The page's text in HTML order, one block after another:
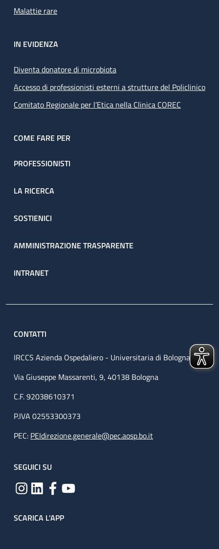
Malattie rare
IN EVIDENZA
Diventa donatore di microbiota
Accesso di professionisti esterni a strutture del Policlinico
Comitato Regionale per l’Etica nella Clinica COREC
COME FARE PER
PROFESSIONISTI
LA RICERCA
SOSTIENICI
AMMINISTRAZIONE TRASPARENTE
INTRANET
CONTATTI
IRCCS Azienda Ospedaliero - Universitaria di Bologna
Via Giuseppe Massarenti, 9, 40138 Bologna
C.F. 92038610371
P.IVA 02553300373
PEC: PEIdirezione.generale@pec.aosp.bo.it
SEGUICI SU
SCARICA L'APP